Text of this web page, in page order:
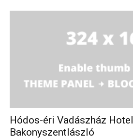
Hódos-éri Vadászház Hotel
Bakonyszentlászló